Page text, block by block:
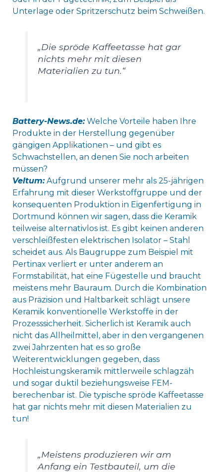
Unterlage oder Spritzerschutz beim Schweißen.
„Die spröde Kaffeetasse hat gar
nichts mehr mit diesen
Materialien zu tun.“
Battery-News.de:Welche Vorteile haben Ihre
Produkte in der Herstellung gegenüber
gängigen Applikationen – und gibt es
Schwachstellen, an denen Sie noch arbeiten
müssen?
Veltum:Aufgrund unserer mehr als 25-jährigen
Erfahrung mit dieser Werkstoffgruppe und der
konsequenten Produktion in Eigenfertigung in
Dortmund können wir sagen, dass die Keramik
teilweise alternativlos ist. Es gibt keinen anderen
verschleißfesten elektrischen Isolator – Stahl
scheidet aus. Als Baugruppe zum Beispiel mit
Pertinax verliert er unter anderem an
Formstabilität, hat eine Fügestelle und braucht
meistens mehr Bauraum. Durch die Kombination
aus Präzision und Haltbarkeit schlägt unsere
Keramik konventionelle Werkstoffe in der
Prozesssicherheit. Sicherlich ist Keramik auch
nicht das Allheilmittel, aber in den vergangenen
zwei Jahrzenten hat es so große
Weiterentwicklungen gegeben, dass
Hochleistungskeramik mittlerweile schlagzäh
und sogar duktil beziehungsweise FEM-
berechenbar ist. Die typische spröde Kaffeetasse
hat gar nichts mehr mit diesen Materialien zu
tun!
„Meistens produzieren wir am
Anfang ein Testbauteil, um die